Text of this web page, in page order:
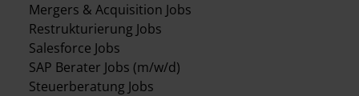
Mergers & Acquisition Jobs
Restrukturierung Jobs
Salesforce Jobs
SAP Berater Jobs (m/w/d)
Steuerberatung Jobs